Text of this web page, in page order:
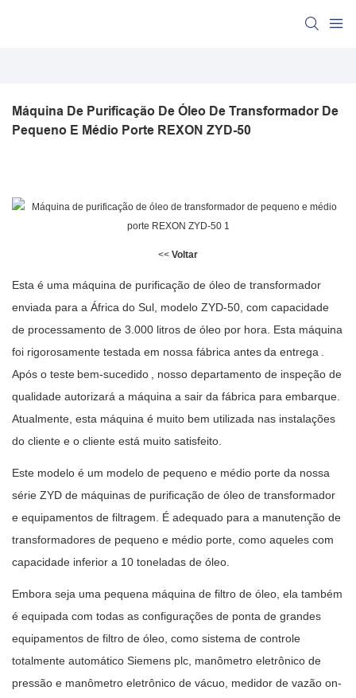
Máquina De Purificação De Óleo De Transformador De
Pequeno E Médio Porte REXON ZYD-50
<< Voltar
Esta é uma máquina de purificação de óleo de transformador
enviada para a África do Sul, modelo ZYD-50, com capacidade
de processamento de 3.000 litros de óleo por hora. Esta máquina
foi rigorosamente testada em nossa fábrica antesda entrega .
Após o teste bem-sucedido , nosso departamento de inspeção de
qualidade autorizará a máquina a sair da fábrica para embarque.
Atualmente, esta máquina é muito bem utilizada nas instalações
do cliente e o cliente está muito satisfeito.
Este modelo é um modelo de pequeno e médio porte da nossa
série ZYD de máquinas de purificação de óleo de transformador
e equipamentos de filtragem. É adequado para a manutenção de
transformadores de pequeno e médio porte, como aqueles com
capacidade inferior a 10 toneladas de óleo.
Embora seja uma pequena máquina de filtro de óleo, ela também
é equipada com todas as configurações de ponta de grandes
equipamentos de filtro de óleo, como sistema de controle
totalmente automático Siemens plc, manômetro eletrônico de
pressão e manômetro eletrônico de vácuo, medidor de vazão on-